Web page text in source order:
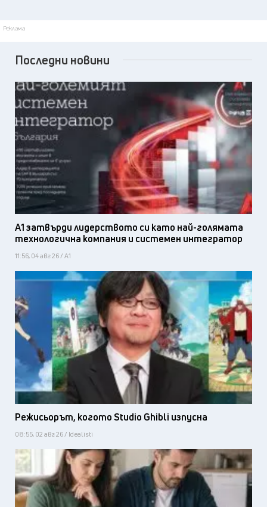
Реклама
Последни новини
А1 затвърди лидерството си като най-голямата
технологична компания и системен интегратор
11:56, 04 авг 26 / А1
Режисьорът, когото Studio Ghibli изпусна
08:55, 02 авг 26 / Idealisti